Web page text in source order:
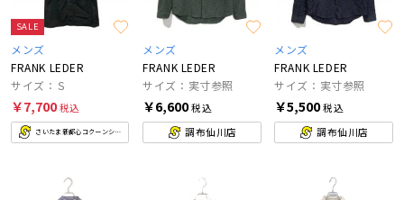
SALE
メンズ
FRANK LEDER
サイズ：Ｓ
￥7,700税込
さいたま新都心コクーンシティ店
メンズ
FRANK LEDER
サイズ：実寸参照
￥6,600税込
調布仙川店
メンズ
FRANK LEDER
サイズ：実寸参照
￥5,500税込
調布仙川店